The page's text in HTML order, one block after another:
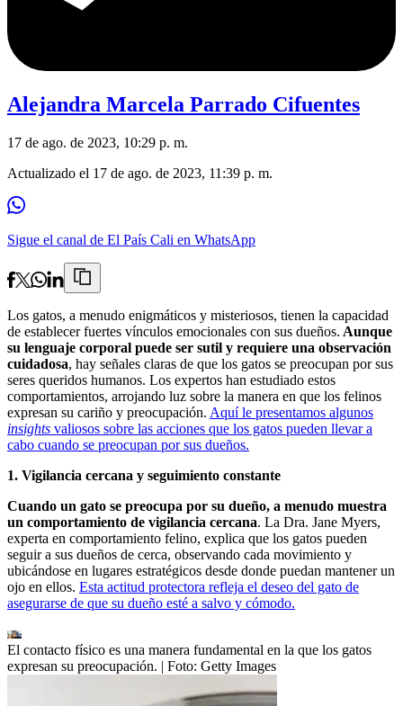
Alejandra Marcela Parrado Cifuentes
17 de ago. de 2023, 10:29 p. m.
Actualizado el 17 de ago. de 2023, 11:39 p. m.
Sigue el canal de El País Cali en WhatsApp
Los gatos, a menudo enigmáticos y misteriosos, tienen la capacidad
de establecer fuertes vínculos emocionales con sus dueños. Aunque
su lenguaje corporal puede ser sutil y requiere una observación
cuidadosa, hay señales claras de que los gatos se preocupan por sus
seres queridos humanos. Los expertos han estudiado estos
comportamientos, arrojando luz sobre la manera en que los felinos
expresan su cariño y preocupación. Aquí le presentamos algunos
insights valiosos sobre las acciones que los gatos pueden llevar a
cabo cuando se preocupan por sus dueños.
1. Vigilancia cercana y seguimiento constante
Cuando un gato se preocupa por su dueño, a menudo muestra
un comportamiento de vigilancia cercana. La Dra. Jane Myers,
experta en comportamiento felino, explica que los gatos pueden
seguir a sus dueños de cerca, observando cada movimiento y
ubicándose en lugares estratégicos desde donde puedan mantener un
ojo en ellos. Esta actitud protectora refleja el deseo del gato de
asegurarse de que su dueño esté a salvo y cómodo.
El contacto físico es una manera fundamental en la que los gatos
expresan su preocupación. | Foto: Getty Images